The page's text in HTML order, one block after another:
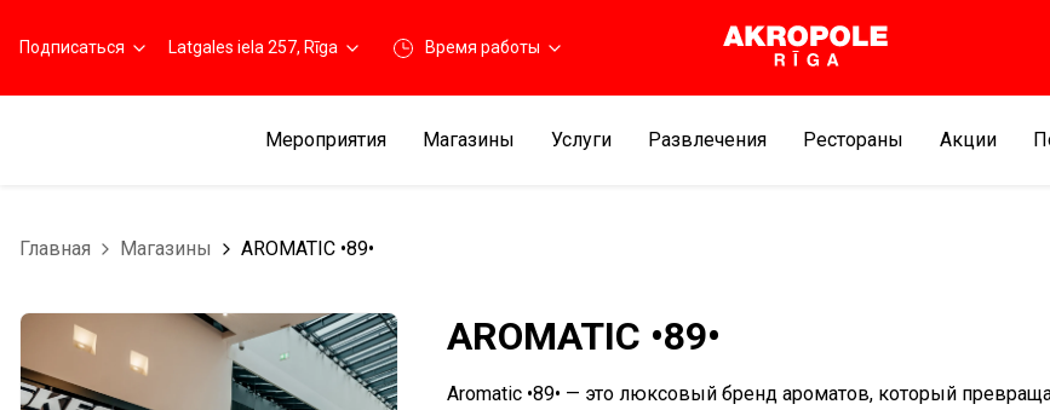
Подписаться Latgales iela 257, Rīga Время работы
Мероприятия Магазины Услуги Развлечения Рестораны Aкции
Главная Магазины AROMATIC •89•
AROMATIC •89•
Aromatic •89• — это люксовый бренд ароматов, который